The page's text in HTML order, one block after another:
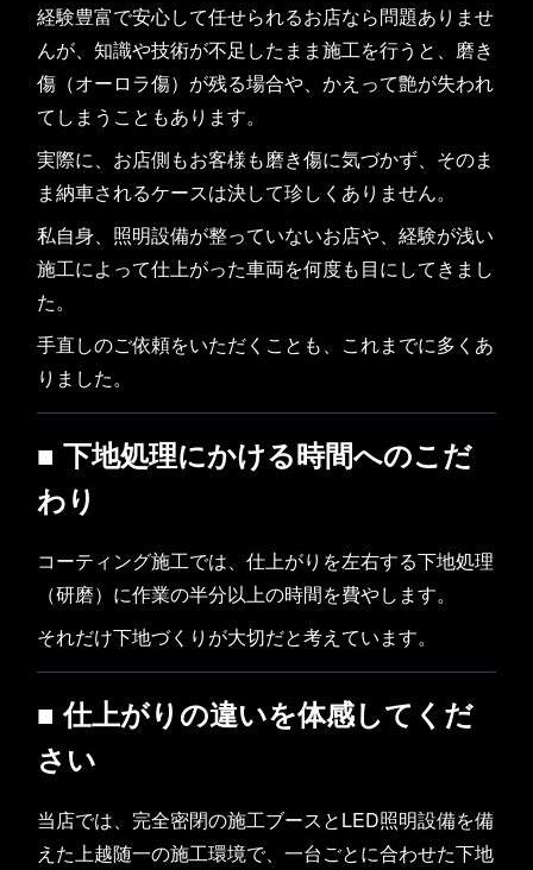
経験豊富で安心して任せられるお店なら問題ありませ
んが、知識や技術が不足したまま施工を行うと、磨き
傷（オーロラ傷）が残る場合や、かえって艶が失われ
てしまうこともあります。
実際に、お店側もお客様も磨き傷に気づかず、そのま
ま納車されるケースは決して珍しくありません。
私自身、照明設備が整っていないお店や、経験が浅い
施工によって仕上がった車両を何度も目にしてきまし
た。
手直しのご依頼をいただくことも、これまでに多くあ
りました。
■ 下地処理にかける時間へのこだ
わり
コーティング施工では、仕上がりを左右する下地処理
（研磨）に作業の半分以上の時間を費やします。
それだけ下地づくりが大切だと考えています。
■ 仕上がりの違いを体感してくだ
さい
当店では、完全密閉の施工ブースとLED照明設備を備
えた上越随一の施工環境で、一台ごとに合わせた下地